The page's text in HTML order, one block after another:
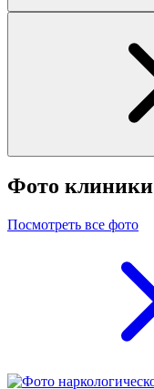
Фото клиники
Посмотреть все фото